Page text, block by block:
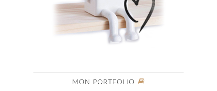
MON PORTFOLIO